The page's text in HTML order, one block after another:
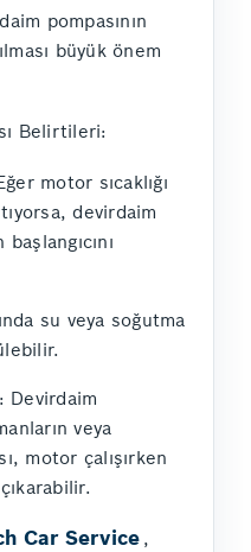
pompasının
büyük önem
Belirtileri:
motor sıcaklığı
devirdaim
başlangıcını
su veya soğutma
Devirdaim
veya
motor çalışırken
Car Service ,